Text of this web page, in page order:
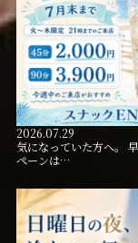
2026.07.29
気になっていた方へ。
ペーンは…